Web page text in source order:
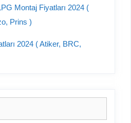
Montaj Fiyatları 2024 (
Prins )
2024 ( Atiker, BRC,